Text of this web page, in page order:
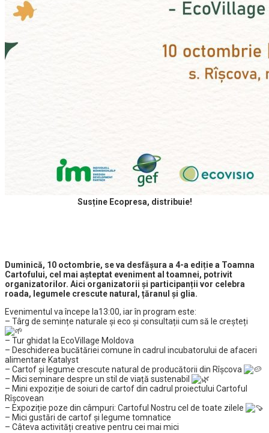
Susține Ecopresa, distribuie!
Duminică, 10 octombrie, se va desfășura a 4-a ediție a Toamna
Cartofului, cel mai așteptat eveniment al toamnei, potrivit
organizatorilor. Aici organizatorii și participanții vor celebra
roada, legumele crescute natural, țăranul și glia.
Evenimentul va începe la13:00, iar în program este:
– Târg de semințe naturale și eco și consultații cum să le creșteți
– Tur ghidat la EcoVillage Moldova
– Deschiderea bucătăriei comune în cadrul incubatorului de afaceri
alimentare Katalyst
– Cartof și legume crescute natural de producătorii din Rîșcova
– Mici seminare despre un stil de viață sustenabil
– Mini expoziție de soiuri de cartof din cadrul proiectului Cartoful
Rîșcovean
– Expoziție poze din câmpuri: Cartoful Nostru cel de toate zilele
– Mici gustări de cartof și legume tomnatice
– Câteva activități creative pentru cei mai mici